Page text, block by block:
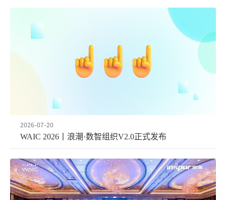
2026-07-20
WAIC 2026丨浪潮·数智组织V2.0正式发布